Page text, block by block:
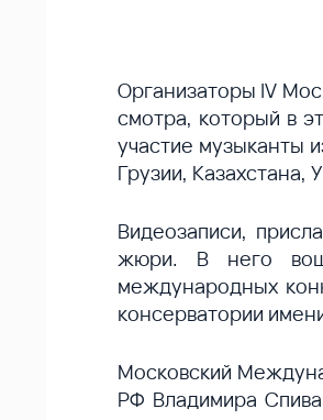
Организаторы IV
смотра, который в
участие музыканты
Грузии, Казахстана,
Видеозаписи,
жюри. В него
международных
консерватории
Московский
РФ Владимира